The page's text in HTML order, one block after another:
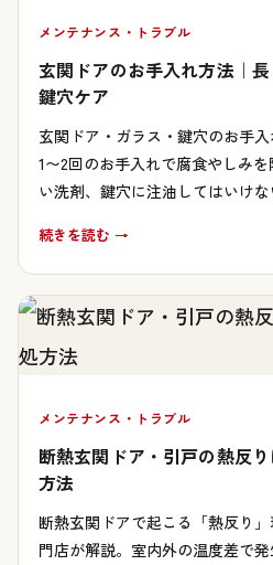
メンテナンス・トラブル
玄関ドアのお手入れ方法｜
鍵穴ケア
玄関ドア・ガラス・鍵穴のお手
1〜2回のお手入れで腐食やしみ
い洗剤、鍵穴に注油してはいけな
続きを読む →
メンテナンス・トラブル
断熱玄関ドア・引戸の熱反
方法
断熱玄関ドアで起こる「熱反り
門店が解説。室内外の温度差で